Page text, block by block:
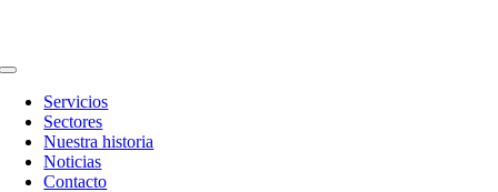
Toggle
NavigationServicios
Sectores
Nuestra historia
Noticias
Contacto